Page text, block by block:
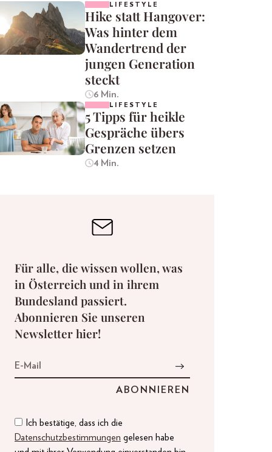
LIFESTYLE
Hike statt Hangover:
Was hinter dem
Wandertrend der
jungen Generation
steckt
6 Min.
LIFESTYLE
5 Tipps für heikle
Gespräche übers
Grenzen setzen
4 Min.
Für alle, die wissen wollen, was
in Österreich und in ihrem
Bundesland passiert.
Abonnieren Sie unseren
Newsletter hier!
Ich bestätige, dass ich die
Datenschutzbestimmungen gelesen habe